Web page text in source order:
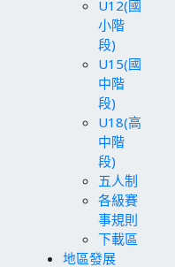
U12(國
小階
段)
U15(國
中階
段)
U18(高
中階
段)
五人制
各級賽
事規則
下載區
地區發展